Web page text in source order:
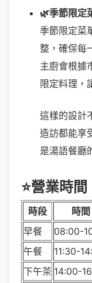
🌿季節限定
季節限定菜
整，確保每
主廚會根據
限定料理，
這樣的設計
造訪都能享
是湯語餐廳
⭐營業時間
時段
時間
早餐
08:00-
午餐
11:30-
下午茶 14:00-